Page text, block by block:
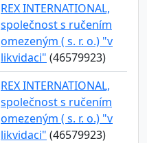
REX INTERNATIONAL,
společnost s ručením
omezeným ( s. r. o.) "v
likvidaci" (46579923)
REX INTERNATIONAL,
společnost s ručením
omezeným ( s. r. o.) "v
likvidaci" (46579923)